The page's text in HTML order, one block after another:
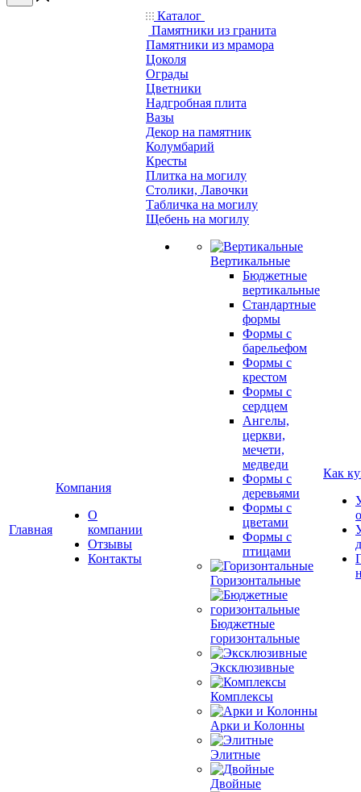
Главная
Компания
О
компании
Отзывы
Контакты
Каталог
Памятники из гранита
Памятники из мрамора
Цоколя
Ограды
Цветники
Надгробная плита
Вазы
Декор на памятник
Колумбарий
Кресты
Плитка на могилу
Столики, Лавочки
Табличка на могилу
Щебень на могилу
Вертикальные
Бюджетные
вертикальные
Стандартные
формы
Формы с
барельефом
Формы с
крестом
Формы с
сердцем
Ангелы,
церкви,
мечети,
медведи
Формы с
деревьями
Формы с
цветами
Формы с
птицами
Горизонтальные
Бюджетные
горизонтальные
Эксклюзивные
Комплексы
Арки и Колонны
Элитные
Двойные
Как